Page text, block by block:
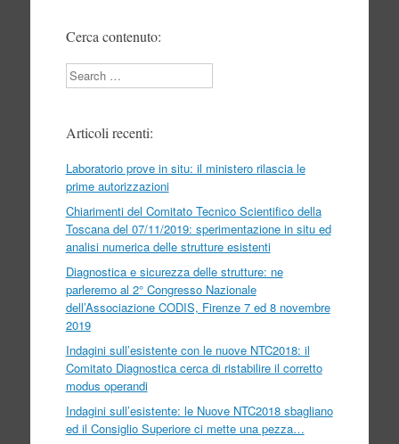
Cerca contenuto:
Search
Articoli recenti:
Laboratorio prove in situ: il ministero rilascia le
prime autorizzazioni
Chiarimenti del Comitato Tecnico Scientifico della
Toscana del 07/11/2019: sperimentazione in situ ed
analisi numerica delle strutture esistenti
Diagnostica e sicurezza delle strutture: ne
parleremo al 2° Congresso Nazionale
dell’Associazione CODIS, Firenze 7 ed 8 novembre
2019
Indagini sull’esistente con le nuove NTC2018: il
Comitato Diagnostica cerca di ristabilire il corretto
modus operandi
Indagini sull’esistente: le Nuove NTC2018 sbagliano
ed il Consiglio Superiore ci mette una pezza…